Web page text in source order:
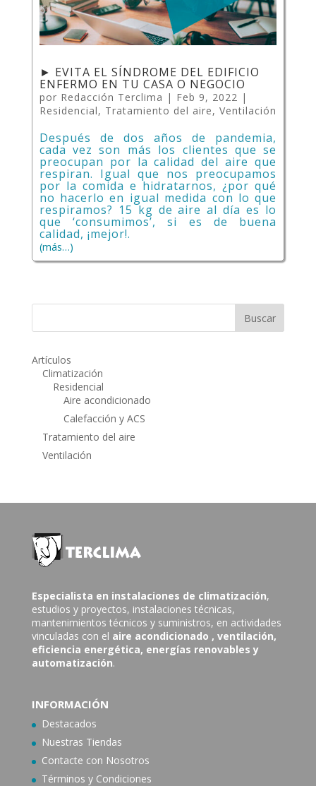
► EVITA EL SÍNDROME DEL EDIFICIO
ENFERMO EN TU CASA O NEGOCIO
por Redacción Terclima | Feb 9, 2022 |
Residencial, Tratamiento del aire, Ventilación
Después de dos años de pandemia,
cada vez son más los clientes que se
preocupan por la calidad del aire que
respiran. Igual que nos preocupamos
por la comida e hidratarnos, ¿por qué
no hacerlo en igual medida con lo que
respiramos? 15 kg de aire al día es lo
que ‘consumimos’, si es de buena
calidad, ¡mejor!.
(más…)
Artículos
Climatización
Residencial
Aire acondicionado
Calefacción y ACS
Tratamiento del aire
Ventilación
Especialista en instalaciones de climatización,
estudios y proyectos, instalaciones técnicas,
mantenimientos técnicos y suministros, en actividades
vinculadas con el aire acondicionado , ventilación,
eficiencia energética, energías renovables y
automatización.
INFORMACIÓN
Destacados
Nuestras Tiendas
Contacte con Nosotros
Términos y Condiciones